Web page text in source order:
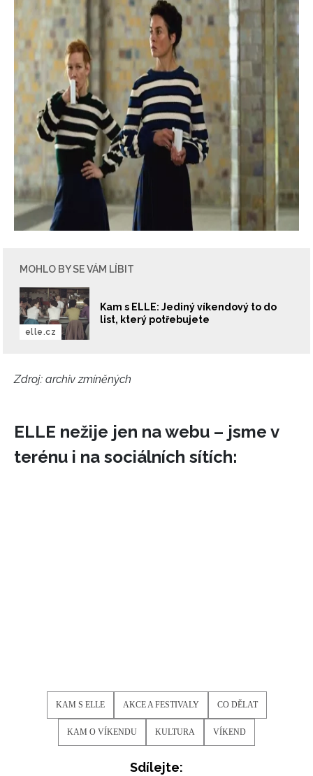
Přihlášením k newsletteru souhlasíte sObchodními
podmínkami společnosti BurdaMedia Extra s.r.o.
MOHLO BY SE VÁM LÍBIT
Kam s ELLE: Jediný víkendový to do
list, který potřebujete
elle.cz
Zdroj: archiv zmíněných
ELLE nežije jen na webu – jsme v
terénu i na sociálních sítích:
KAM S ELLE AKCE A FESTIVALY CO DĚLAT
KAM O VÍKENDU KULTURA VÍKEND
Sdílejte: